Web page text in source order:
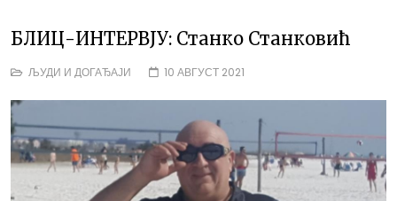
БЛИЦ-ИНТЕРВЈУ: Станко Станковић
ЉУДИ И ДОГАЂАЈИ 10 АВГУСТ 2021